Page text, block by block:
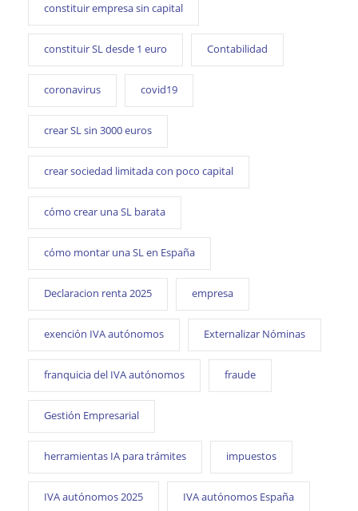
constituir empresa sin capital
constituir SL desde 1 euro Contabilidad
coronavirus covid19
crear SL sin 3000 euros
crear sociedad limitada con poco capital
cómo crear una SL barata
cómo montar una SL en España
Declaracion renta 2025 empresa
exención IVA autónomos Externalizar Nóminas
franquicia del IVA autónomos fraude
Gestión Empresarial
herramientas IA para trámites impuestos
IVA autónomos 2025 IVA autónomos España